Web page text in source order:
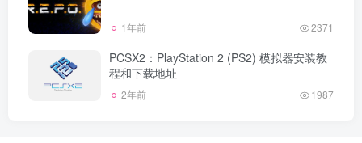
1年前 2371
PCSX2：PlayStation 2 (PS2) 模拟器安装教
程和下载地址
2年前 1987